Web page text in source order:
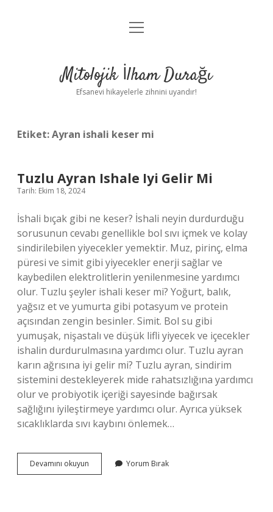
Anasayfa
Yasal Uyarı
menüyü
Mitolojik İlham Durağı
Efsanevi hikayelerle zihnini uyandır!
Etiket:Ayran ishali keser mi
Tuzlu Ayran Ishale Iyi Gelir Mi
Tarih: Ekim 18, 2024
İshali bıçak gibi ne keser? İshali neyin durdurduğu
sorusunun cevabı genellikle bol sıvı içmek ve kolay
sindirilebilen yiyecekler yemektir. Muz, pirinç, elma
püresi ve simit gibi yiyecekler enerji sağlar ve
kaybedilen elektrolitlerin yenilenmesine yardımcı
olur. Tuzlu şeyler ishali keser mi? Yoğurt, balık,
yağsız et ve yumurta gibi potasyum ve protein
açısından zengin besinler. Simit. Bol su gibi
yumuşak, nişastalı ve düşük lifli yiyecek ve içecekler
ishalin durdurulmasına yardımcı olur. Tuzlu ayran
karın ağrısına iyi gelir mi? Tuzlu ayran, sindirim
sistemini destekleyerek mide rahatsızlığına yardımcı
olur ve probiyotik içeriği sayesinde bağırsak
sağlığını iyileştirmeye yardımcı olur. Ayrıca yüksek
sıcaklıklarda sıvı kaybını önlemek…
Devamını okuyun
Ayran
Yorum Bırak